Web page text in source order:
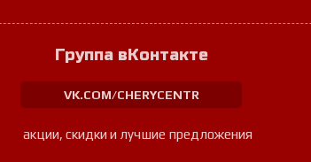
Группа вКонтакте
VK.COM/CHERYCENTR
акции, скидки и лучшие предложения